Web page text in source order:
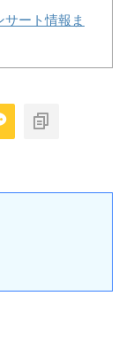
ート情報ま